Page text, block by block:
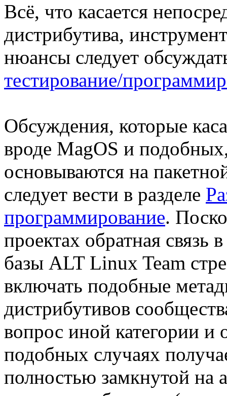
Всё, что касается
дистрибутива,
нюансы следует
тестирование/
Обсуждения, которые
вроде MagOS и
основываются на
следует вести в разделе
программирование.
проектах обратная связь
базы ALT Linux Team
включать подобные
дистрибутивов
вопрос иной категории и
подобных случаях
полностью замкнутой на